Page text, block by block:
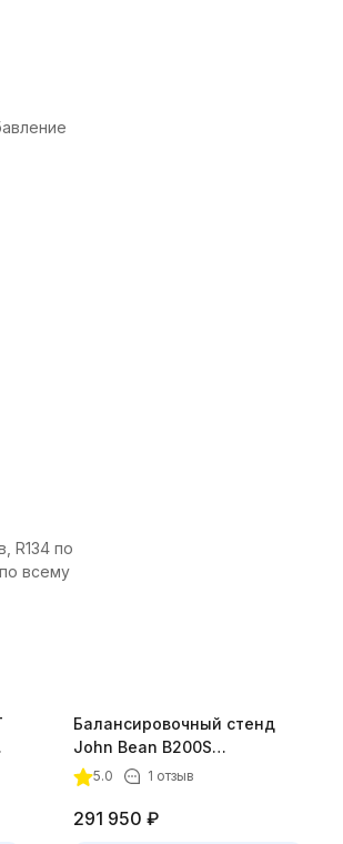
R134 по
всему
Балансировочный стенд
John Bean B200S
полуавтомат (8"-25")
5.0 1 отзыв
291 950 ₽